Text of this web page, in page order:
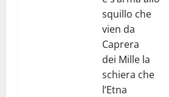
squillo che
vien da
Caprera
dei Mille la
schiera che
l’Etna